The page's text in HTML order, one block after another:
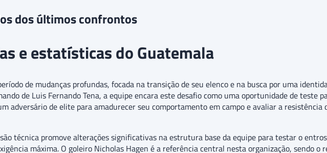
dos últimos confrontos
e estatísticas do Guatemala
de mudanças profundas, focada na transição de seu elenco e na busca por uma
de Luis Fernando Tena, a equipe encara este desafio como uma oportunidade de teste
adversário de elite para amadurecer seu comportamento em campo e avaliar a
técnica promove alterações significativas na estrutura base da equipe para testar o
máxima. O goleiro Nicholas Hagen é a referência central nesta organização, sendo o